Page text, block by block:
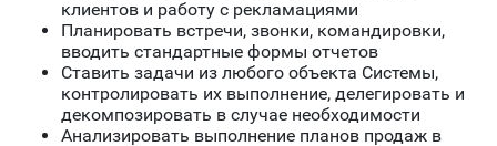
клиентов и работу с рекламациями
Планировать встречи, звонки, командировки,
вводить стандартные формы отчетов
Ставить задачи из любого объекта Системы,
контролировать их выполнение, делегировать и
декомпозировать в случае необходимости
Анализировать выполнение планов продаж в